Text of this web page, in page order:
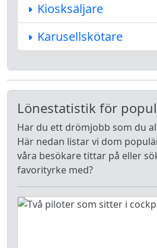
Kiosksäljare
Karusellskötare
Lönestatistik för
Har du ett drömjobb som du
Här nedan listar vi dom
våra besökare tittar på eller
favorityrke med?